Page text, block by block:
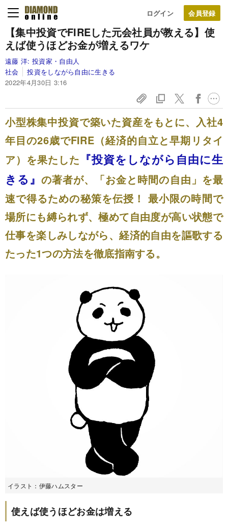
ログイン
【集中投資でFIREした元会社員が教える】 使
えば使うほどお金が増えるワケ
遠藤 洋: 投資家・自由人
社会
投資をしながら自由に生きる
2022年4月30日 3:16
小型株集中投資で築いた資産をもとに、入社4
年目の26歳でFIRE（経済的自立と早期リタイ
ア）を果たした 『投資をしながら自由に生
きる』の著者が、「お金と時間の自由」を最
速で得るための秘策を伝授！ 最小限の時間で
場所にも縛られず、極めて自由度が高い状態で
仕事を楽しみしながら、経済的自由を謳歌する
たった1つの方法を徹底指南する。
イラスト：伊藤ハムスター
使えば使うほどお金は増える